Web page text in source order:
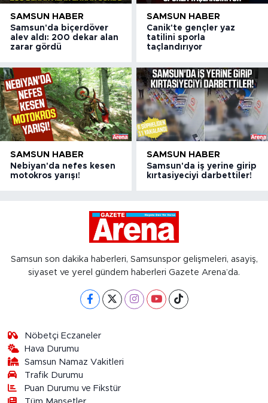
SAMSUN HABER
Samsun'da biçerdöver
alev aldı: 200 dekar alan
zarar gördü
SAMSUN HABER
Canik'te gençler yaz
tatilini sporla
taçlandırıyor
SAMSUN HABER
Nebiyan'da nefes kesen
motokros yarışı!
SAMSUN HABER
Samsun'da iş yerine girip
kırtasiyeciyi darbettiler!
Samsun son dakika haberleri, Samsunspor gelişmeleri, asayiş,
siyaset ve yerel gündem haberleri Gazete Arena’da.
Nöbetçi Eczaneler
Hava Durumu
Samsun Namaz Vakitleri
Trafik Durumu
Puan Durumu ve Fikstür